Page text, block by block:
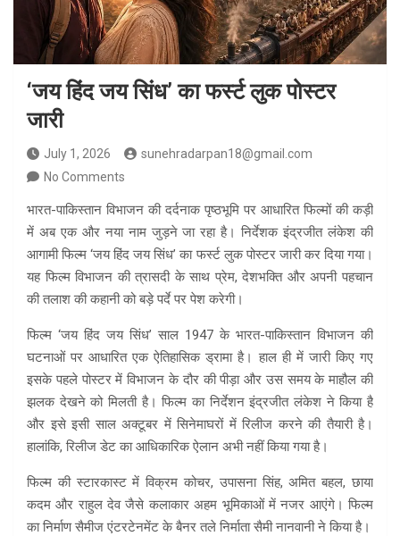
‘जय हिंद जय सिंध’ का फर्स्ट लुक पोस्टर
जारी
July 1, 2026
sunehradarpan18@gmail.com
No Comments
भारत-पाकिस्तान विभाजन की दर्दनाक पृष्ठभूमि पर आधारित फिल्मों की कड़ी
में अब एक और नया नाम जुड़ने जा रहा है। निर्देशक इंद्रजीत लंकेश की
आगामी फिल्म ‘जय हिंद जय सिंध’ का फर्स्ट लुक पोस्टर जारी कर दिया गया।
यह फिल्म विभाजन की त्रासदी के साथ प्रेम, देशभक्ति और अपनी पहचान
की तलाश की कहानी को बड़े पर्दे पर पेश करेगी।
फिल्म ‘जय हिंद जय सिंध’ साल 1947 के भारत-पाकिस्तान विभाजन की
घटनाओं पर आधारित एक ऐतिहासिक ड्रामा है। हाल ही में जारी किए गए
इसके पहले पोस्टर में विभाजन के दौर की पीड़ा और उस समय के माहौल की
झलक देखने को मिलती है। फिल्म का निर्देशन इंद्रजीत लंकेश ने किया है
और इसे इसी साल अक्टूबर में सिनेमाघरों में रिलीज करने की तैयारी है।
हालांकि, रिलीज डेट का आधिकारिक ऐलान अभी नहीं किया गया है।
फिल्म की स्टारकास्ट में विक्रम कोचर, उपासना सिंह, अमित बहल, छाया
कदम और राहुल देव जैसे कलाकार अहम भूमिकाओं में नजर आएंगे। फिल्म
का निर्माण सैमीज एंटरटेनमेंट के बैनर तले निर्माता सैमी नानवानी ने किया है।